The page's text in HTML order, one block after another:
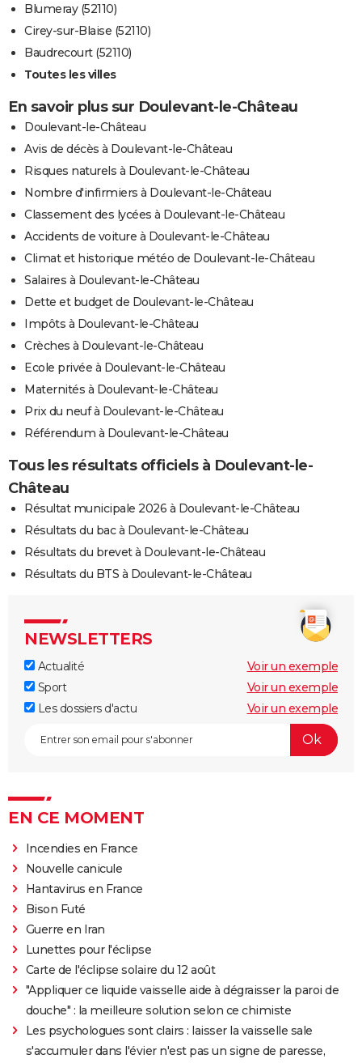
Blumeray (52110)
Cirey-sur-Blaise (52110)
Baudrecourt (52110)
Toutes les villes
En savoir plus sur Doulevant-le-Château
Doulevant-le-Château
Avis de décès à Doulevant-le-Château
Risques naturels à Doulevant-le-Château
Nombre d'infirmiers à Doulevant-le-Château
Classement des lycées à Doulevant-le-Château
Accidents de voiture à Doulevant-le-Château
Climat et historique météo de Doulevant-le-Château
Salaires à Doulevant-le-Château
Dette et budget de Doulevant-le-Château
Impôts à Doulevant-le-Château
Crèches à Doulevant-le-Château
Ecole privée à Doulevant-le-Château
Maternités à Doulevant-le-Château
Prix du neuf à Doulevant-le-Château
Référendum à Doulevant-le-Château
Tous les résultats officiels à Doulevant-le-
Château
Résultat municipale 2026 à Doulevant-le-Château
Résultats du bac à Doulevant-le-Château
Résultats du brevet à Doulevant-le-Château
Résultats du BTS à Doulevant-le-Château
NEWSLETTERS
Actualité
Voir un exemple
Sport
Voir un exemple
Les dossiers d'actu
Voir un exemple
EN CE MOMENT
Incendies en France
Nouvelle canicule
Hantavirus en France
Bison Futé
Guerre en Iran
Lunettes pour l'éclipse
Carte de l'éclipse solaire du 12 août
"Appliquer ce liquide vaisselle aide à dégraisser la paroi de
douche" : la meilleure solution selon ce chimiste
Les psychologues sont clairs : laisser la vaisselle sale
s'accumuler dans l'évier n'est pas un signe de paresse,